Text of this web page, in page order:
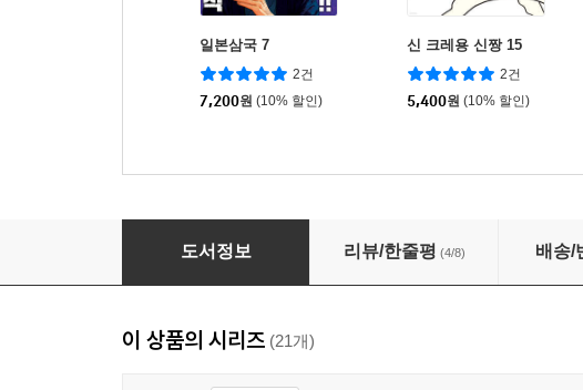
일본삼국 7
2건
7,200원 (10% 할인)
신 크레용 신짱 15
2건
5,400원 (10% 할인)
노부나가를 죽인 남자 2부 9
도서정보 리뷰/한줄평 (4/8) 배송/
이 상품의 시리즈 (21개)